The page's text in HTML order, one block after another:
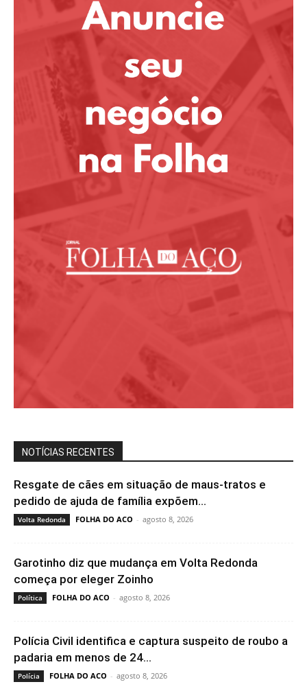
NOTÍCIAS RECENTES
Resgate de cães em situação de maus-tratos e
pedido de ajuda de família expõem...
Volta Redonda FOLHA DO ACO - agosto 8, 2026
Garotinho diz que mudança em Volta Redonda
começa por eleger Zoinho
Política FOLHA DO ACO - agosto 8, 2026
Polícia Civil identifica e captura suspeito de roubo a
padaria em menos de 24...
Polícia FOLHA DO ACO - agosto 8, 2026